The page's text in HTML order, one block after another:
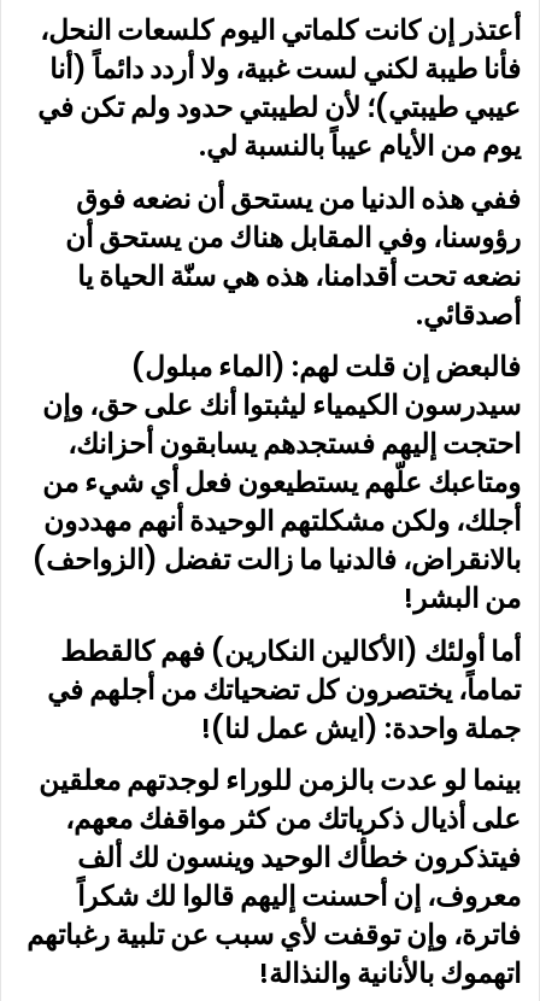
أعتذر إن كانت كلماتي اليوم كلسعات النحل،
فأنا طيبة لكني لست غبية، ولا أردد دائماً (أنا
عيبي طيبتي)؛ لأن لطيبتي حدود ولم تكن في
يوم من الأيام عيباً بالنسبة لي.
ففي هذه الدنيا من يستحق أن نضعه فوق
رؤوسنا، وفي المقابل هناك من يستحق أن
نضعه تحت أقدامنا، هذه هي سنّة الحياة يا
أصدقائي.
فالبعض إن قلت لهم: (الماء مبلول)
سيدرسون الكيمياء ليثبتوا أنك على حق، وإن
احتجت إليهم فستجدهم يسابقون أحزانك،
ومتاعبك علّهم يستطيعون فعل أي شيء من
أجلك، ولكن مشكلتهم الوحيدة أنهم مهددون
بالانقراض، فالدنيا ما زالت تفضل (الزواحف)
من البشر!
أما أولئك (الأكالين النكارين) فهم كالقطط
تماماً، يختصرون كل تضحياتك من أجلهم في
جملة واحدة: (ايش عمل لنا)!
بينما لو عدت بالزمن للوراء لوجدتهم معلقين
على أذيال ذكرياتك من كثر مواقفك معهم،
فيتذكرون خطأك الوحيد وينسون لك ألف
معروف، إن أحسنت إليهم قالوا لك شكراً
فاترة، وإن توقفت لأي سبب عن تلبية رغباتهم
اتهموك بالأنانية والنذالة!